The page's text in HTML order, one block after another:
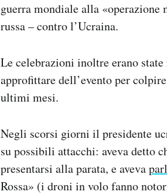
guerra mondiale alla
russa – contro l’Ucraina.
Le celebrazioni inoltre erano
approfittare dell’evento per
ultimi mesi.
Negli scorsi giorni il presidente
su possibili attacchi: aveva detto
presentarsi alla parata, e aveva
Rossa» (i droni in volo fanno